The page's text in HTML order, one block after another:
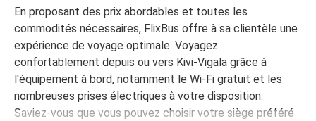
En proposant des prix abordables et toutes les
commodités nécessaires, FlixBus offre à sa clientèle une
expérience de voyage optimale. Voyagez
confortablement depuis ou vers Kivi-Vigala grâce à
l'équipement à bord, notamment le Wi-Fi gratuit et les
nombreuses prises électriques à votre disposition.
Saviez-vous que vous pouvez choisir votre siège préféré